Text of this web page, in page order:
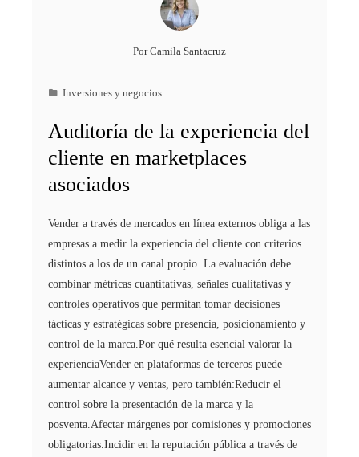
PorCamila Santacruz
Inversiones y negocios
Auditoría de la experiencia del
cliente en marketplaces
asociados
Vender a través de mercados en línea externos obliga a las
empresas a medir la experiencia del cliente con criterios
distintos a los de un canal propio. La evaluación debe
combinar métricas cuantitativas, señales cualitativas y
controles operativos que permitan tomar decisiones
tácticas y estratégicas sobre presencia, posicionamiento y
control de la marca.Por qué resulta esencial valorar la
experienciaVender en plataformas de terceros puede
aumentar alcance y ventas, pero también:Reducir el
control sobre la presentación de la marca y la
posventa.Afectar márgenes por comisiones y promociones
obligatorias.Incidir en la reputación pública a través de